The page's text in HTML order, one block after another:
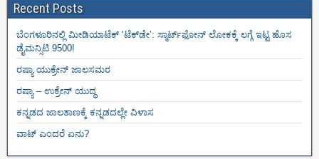
Recent Posts
ಬೆಂಗಳೂರಿನಲ್ಲಿ ಮೀಡಿಯಾಟೆಕ್‌ ‘ಟೆಕ್‌ಡೇ’: ಸ್ಮಾರ್ಟ್‌ಫೋನ್ ಲೋಕಕ್ಕೆ ಲಗ್ಗೆ ಇಟ್ಟ ಹೊಸ
ಡೈಮನ್ಸಿಟಿ 9500!
ರಷ್ಯಾ ಯುಕ್ರೇನ್ ಜಾಲಸಮರ
ರಷ್ಯಾ – ಉಕ್ರೇನ್ ಯುದ್ಧ
ಕನ್ನಡದ ಜಾಲತಾಣಕ್ಕೆ ಕನ್ನಡದಲ್ಲೇ ವಿಳಾಸ
ವಾಟ್ ಎಂದರೆ ಏನು?